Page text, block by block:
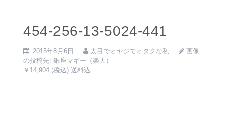
ムーンからコーム購入
454-256-13-5024-441
2015年8月6日 太目でオヤジでオタクな私
画像
の投稿先: 銀座マギー（楽天）
￥14,904 (税込) 送料込